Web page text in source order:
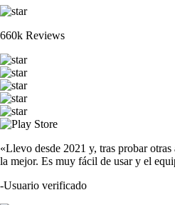
660k Reviews
«Llevo desde 2021 y, tras probar
la mejor. Es muy fácil de usar y el
-Usuario verificado